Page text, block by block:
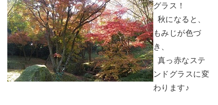
グラス！
秋になると、
もみじが色づ
き、
真っ赤なステ
ンドグラスに変
わります♪